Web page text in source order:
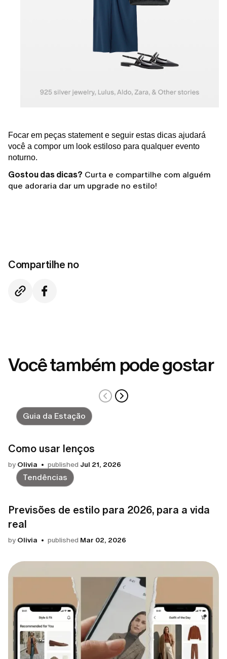
Focar em peças statement e seguir estas dicas ajudará
você a compor um look estiloso para qualquer evento
noturno.
Gostou das dicas? Curta e compartilhe com alguém
que adoraria dar um upgrade no estilo!
Compartilhe no
Você também pode gostar
Guia da Estação
Como usar lenços
by Olivia published Jul 21, 2026
Tendências
Previsões de estilo para 2026, para a vida
real
by Olivia published Mar 02, 2026